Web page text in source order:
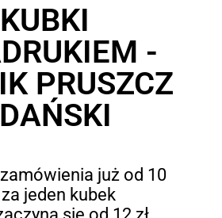
KUBKI
-
PRUSZCZ
już od 10
jeden kubek